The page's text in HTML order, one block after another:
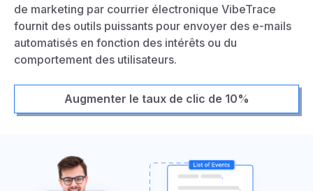
de marketing par courrier électronique VibeTrace
fournit des outils puissants pour envoyer des e-mails
automatisés en fonction des intérêts ou du
comportement des utilisateurs.
Augmenter le taux de clic de 10%